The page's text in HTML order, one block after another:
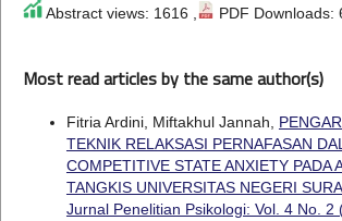
Abstract views: 1616 , PDF Downloads:
Most read articles by the same author(s)
Fitria Ardini, Miftakhul Jannah,
TEKNIK RELAKSASI PERNAFASAN
COMPETITIVE STATE ANXIETY PADA
TANGKIS UNIVERSITAS NEGERI
Jurnal Penelitian Psikologi: Vol. 4 No. 2